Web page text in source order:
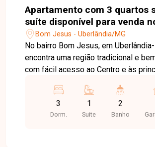
Apartamento com 3 quartos
suíte disponível para venda
Bom Jesus em Uberlândia-MG
Bom Jesus - Uberlândia/MG
No bairro Bom Jesus, em
encontra uma região tradicional e
com fácil acesso ao Centro e às
infraestrutura de comércios, escolas,
supermercados, farmácias e
proporcionando praticidade e
3
Dorm.
1
Suite
2
Banho